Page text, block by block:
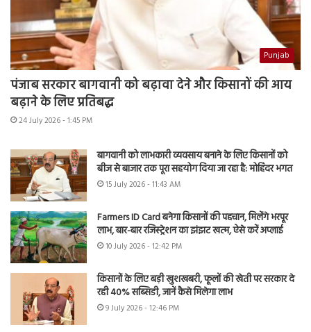
Punjab
पंजाब सरकार बागवानी को बढ़ावा देने और किसानों की आय
बढ़ाने के लिए प्रतिबद्ध
24 July 2026 - 1:45 PM
बागवानी को लाभकारी व्यवसाय बनाने के लिए किसानों को
बीज से बाजार तक पूरा सहयोग दिया जा रहा है: मोहिंदर भगत
15 July 2026 - 11:43 AM
Farmers ID Card बनेगा किसानों की पहचान, मिलेंगे भरपूर
लाभ, बार-बार रजिस्ट्रेशन का झंझट खत्म, ऐसे करें अप्लाई
10 July 2026 - 12:42 PM
किसानों के लिए बड़ी खुशखबरी, फूलों की खेती पर सरकार दे
रही 40% सब्सिडी, जानें कैसे मिलेगा लाभ
9 July 2026 - 12:46 PM